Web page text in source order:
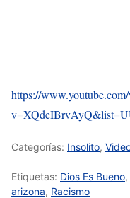
https://
Categorías: Insolito,
Etiquetas: Dios Es Bueno,
arizona, Racismo